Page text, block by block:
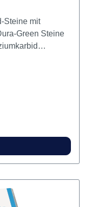
Steine mit
Green Steine
gut geeignet
Frontzähne
der
In der
schnell